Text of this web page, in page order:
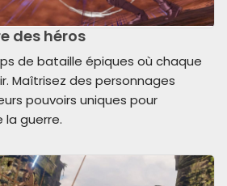
des héros
de bataille épiques où chaque
Maîtrisez des personnages
pouvoirs uniques pour
la guerre.